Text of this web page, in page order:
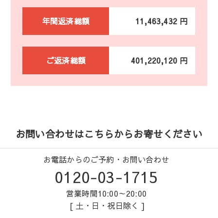
年間返済総額 11,463,432 円
ご返済総額 401,220,120 円
お問い合わせはこちらからお寄せください
お電話からのご予約・お問い合わせ
0120-03-1715
営業時間10:00～20:00
[ 土・日・祝日除く ]